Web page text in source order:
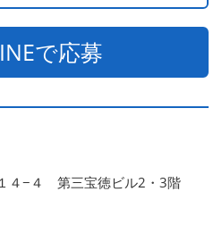
で応募
４−４ 第三宝徳ビル2・3階